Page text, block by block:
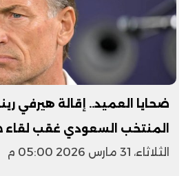
ضحايا العميد.. إقالة هيرفي
المنتخب السعودي غقب لقاء
الثلاثاء، 31 مارس 2026 05:00 م